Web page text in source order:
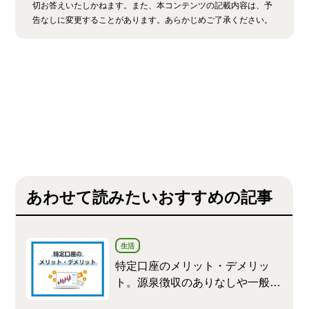
切お答えいたしかねます。また、本コンテンツの記載内容は、予
告なしに変更することがあります。あらかじめご了承ください。
あわせて読みたいおすすめの記事
生活
特定口座のメリット・デメリッ
ト。源泉徴収のありなしや一般口